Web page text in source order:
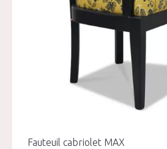
Fauteuil cabriolet MAX